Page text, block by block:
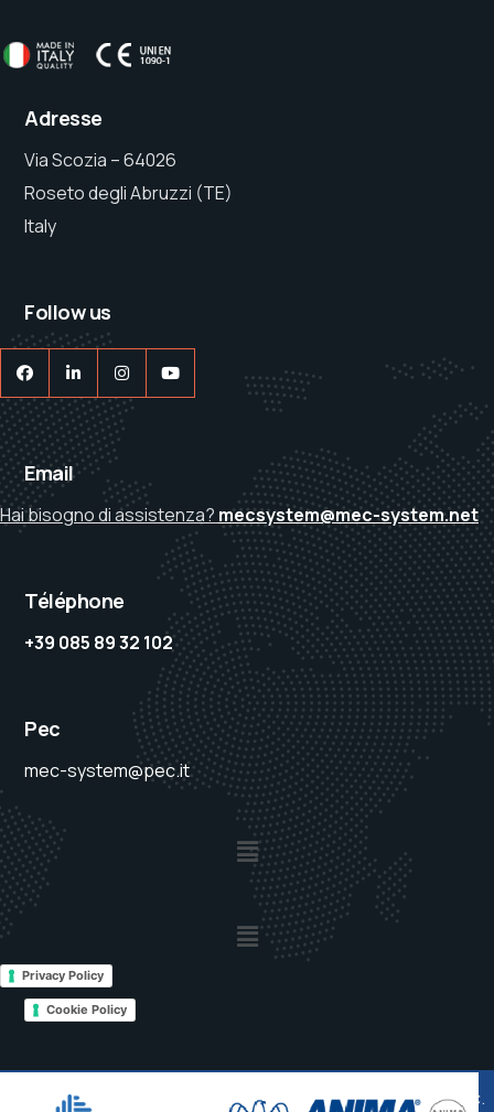
Adresse
Via Scozia – 64026
Roseto degli Abruzzi (TE)
Italy
Follow us
Email
Hai bisogno di assistenza? mecsystem@mec-system.net
Téléphone
+39 085 89 32 102
Pec
mec-system@pec.it
Privacy Policy
Cookie Policy
© 2025MEC SYSTEM Srl – PIVA IT 01546400670 – Cap. Soc.